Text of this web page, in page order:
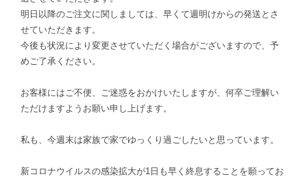
明日以降のご注文に関しましては、早くて週明けからの発送とさ
せていただきます。
今後も状況により変更させていただく場合がございますので、予
めご了承ください。
お客様にはご不便、ご迷惑をおかけいたしますが、何卒ご理解い
ただけますようお願い申し上げます。
私も、今週末は家族で家でゆっくり過ごしたいと思っています。
新コロナウイルスの感染拡大が1日も早く終息することを願ってお